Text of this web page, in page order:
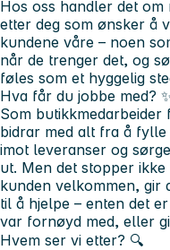
Hos oss handler det
etter deg som ønsker å
kundene våre – noen
når de trenger det, og
føles som et hyggelig
Hva får du jobbe med?
Som butikkmedarbeider
bidrar med alt fra å
imot leveranser og
ut. Men det stopper
kunden velkommen, gir
til å hjelpe – enten det
var fornøyd med, eller
Hvem ser vi etter? 🔍